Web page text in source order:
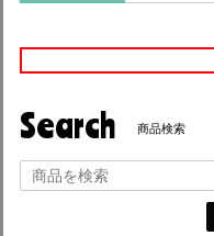
Search 商品検索